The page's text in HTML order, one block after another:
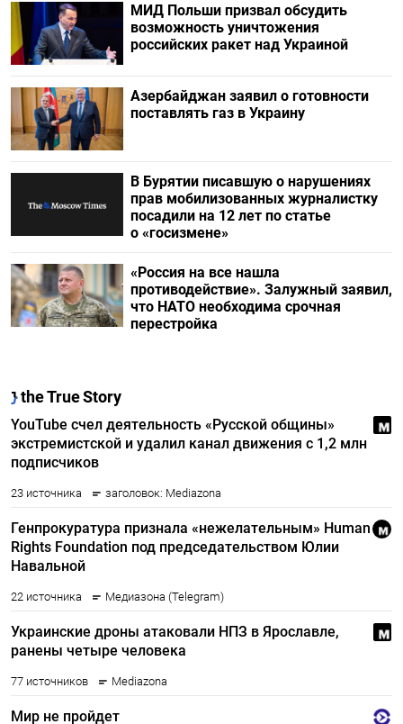
МИД Польши призвал обсудить
возможность уничтожения
российских ракет над Украиной
Азербайджан заявил о готовности
поставлять газ в Украину
В Бурятии писавшую о нарушениях
прав мобилизованных журналистку
посадили на 12 лет по статье
о «госизмене»
«Россия на все нашла
противодействие». Залужный заявил,
что НАТО необходима срочная
перестройка